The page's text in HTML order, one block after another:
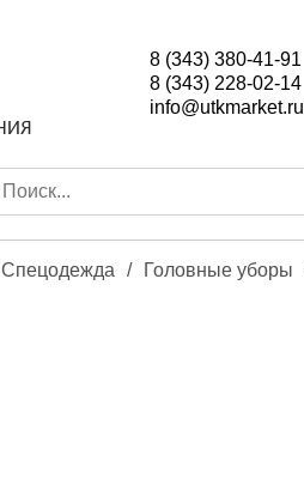
8 (343) 380-41-91
8 (343) 228-02-14
info@utkmarket.ru
Спецодежда / Головные уборы